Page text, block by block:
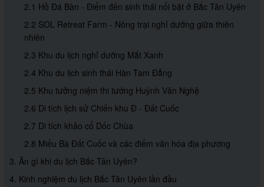
2.1 Hồ Đá Bàn - Điểm đến sinh thái nổi bật ở Bắc Tân Uyên
2.2 SOL Retreat Farm - Nông trại nghỉ dưỡng giữa thiên
nhiên
2.3 Khu du lịch nghỉ dưỡng Mắt Xanh
2.4 Khu du lịch sinh thái Hàn Tam Đẳng
2.5 Khu tưởng niệm thi tướng Huỳnh Văn Nghệ
2.6 Di tích lịch sử Chiến khu Đ - Đất Cuốc
2.7 Di tích khảo cổ Dốc Chùa
2.8 Miếu Bà Đất Cuốc và các điểm văn hóa địa phương
3. Ăn gì khi du lịch Bắc Tân Uyên?
4. Kinh nghiệm du lịch Bắc Tân Uyên lần đầu